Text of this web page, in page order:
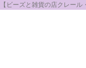
【ビーズと雑貨の店クレー